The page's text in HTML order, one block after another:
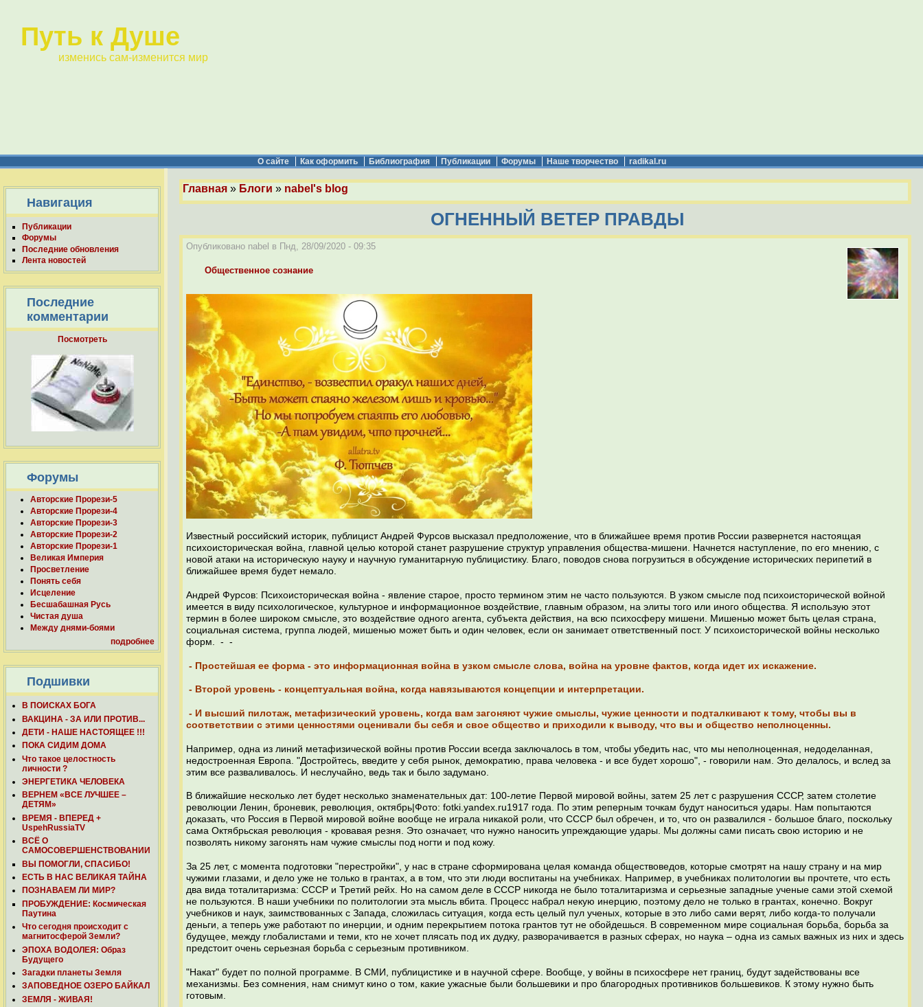
Путь к Душе
изменись сам-изменится мир
О сайте Как оформить Библиография Публикации Форумы Наше творчество radikal.ru
Навигация
Публикации
Форумы
Последние обновления
Лента новостей
Последние
комментарии
Посмотреть
Форумы
Авторские Прорези-5
Авторские Прорези-4
Авторские Прорези-3
Авторские Прорези-2
Авторские Прорези-1
Великая Империя
Просветление
Понять себя
Исцеление
Бесшабашная Русь
Чистая душа
Между днями-боями
подробнее
Подшивки
В ПОИСКАХ БОГА
ВАКЦИНА - ЗА ИЛИ ПРОТИВ...
ДЕТИ - НАШЕ НАСТОЯЩЕЕ !!!
ПОКА СИДИМ ДОМА
Что такое целостность
личности ?
ЭНЕРГЕТИКА ЧЕЛОВЕКА
ВЕРНЕМ «ВСЕ ЛУЧШЕЕ –
ДЕТЯМ»
ВРЕМЯ - ВПЕРЕД +
UspehRussiaTV
ВСЁ О
САМОСОВЕРШЕНСТВОВАНИИ
ВЫ ПОМОГЛИ, СПАСИБО!
ЕСТЬ В НАС ВЕЛИКАЯ ТАЙНА
ПОЗНАВАЕМ ЛИ МИР?
ПРОБУЖДЕНИЕ: Космическая
Паутина
Что сегодня происходит с
магнитосферой Земли?
ЭПОХА ВОДОЛЕЯ: Образ
Будущего
Загадки планеты Земля
ЗАПОВЕДНОЕ ОЗЕРО БАЙКАЛ
ЗЕМЛЯ - ЖИВАЯ!
Главная » Блоги » nabel's blog
ОГНЕННЫЙ ВЕТЕР ПРАВДЫ
Опубликовано nabel в Пнд, 28/09/2020 - 09:35
Общественное сознание
Известный российский историк, публицист Андрей Фурсов высказал предположение, что в ближайшее время против России развернется настоящая
психоисторическая война, главной целью которой станет разрушение структур управления общества-мишени. Начнется наступление, по его мнению, с
новой атаки на историческую науку и научную гуманитарную публицистику. Благо, поводов снова погрузиться в обсуждение исторических перипетий в
ближайшее время будет немало.
Андрей Фурсов: Психоисторическая война - явление старое, просто термином этим не часто пользуются. В узком смысле под психоисторической войной
имеется в виду психологическое, культурное и информационное воздействие, главным образом, на элиты того или иного общества. Я использую этот
термин в более широком смысле, это воздействие одного агента, субъекта действия, на всю психосферу мишени. Мишенью может быть целая страна,
социальная система, группа людей, мишенью может быть и один человек, если он занимает ответственный пост. У психоисторической войны несколько
форм. - -
- Простейшая ее форма - это информационная война в узком смысле слова, война на уровне фактов, когда идет их искажение.
- Второй уровень - концептуальная война, когда навязываются концепции и интерпретации.
- И высший пилотаж, метафизический уровень, когда вам загоняют чужие смыслы, чужие ценности и подталкивают к тому, чтобы вы в
соответствии с этими ценностями оценивали бы себя и свое общество и приходили к выводу, что вы и общество неполноценны.
Например, одна из линий метафизической войны против России всегда заключалось в том, чтобы убедить нас, что мы неполноценная, недоделанная,
недостроенная Европа. "Достройтесь, введите у себя рынок, демократию, права человека - и все будет хорошо", - говорили нам. Это делалось, и вслед за
этим все разваливалось. И неслучайно, ведь так и было задумано.
В ближайшие несколько лет будет несколько знаменательных дат: 100-летие Первой мировой войны, затем 25 лет с разрушения СССР, затем столетие
революции Ленин, броневик, революция, октябрь|Фото: fotki.yandex.ru1917 года. По этим реперным точкам будут наноситься удары. Нам попытаются
доказать, что Россия в Первой мировой войне вообще не играла никакой роли, что СССР был обречен, и то, что он развалился - большое благо, поскольку
сама Октябрьская революция - кровавая резня. Это означает, что нужно наносить упреждающие удары. Мы должны сами писать свою историю и не
позволять никому загонять нам чужие смыслы под ногти и под кожу.
За 25 лет, с момента подготовки "перестройки", у нас в стране сформирована целая команда обществоведов, которые смотрят на нашу страну и на мир
чужими глазами, и дело уже не только в грантах, а в том, что эти люди воспитаны на учебниках. Например, в учебниках политологии вы прочтете, что есть
два вида тоталитаризма: СССР и Третий рейх. Но на самом деле в СССР никогда не было тоталитаризма и серьезные западные ученые сами этой схемой
не пользуются. В наши учебники по политологии эта мысль вбита. Процесс набрал некую инерцию, поэтому дело не только в грантах, конечно. Вокруг
учебников и наук, заимствованных с Запада, сложилась ситуация, когда есть целый пул ученых, которые в это либо сами верят, либо когда-то получали
деньги, а теперь уже работают по инерции, и одним перекрытием потока грантов тут не обойдешься. В современном мире социальная борьба, борьба за
будущее, между глобалистами и теми, кто не хочет плясать под их дудку, разворачивается в разных сферах, но наука – одна из самых важных из них и здесь
предстоит очень серьезная борьба с серьезным противником.
"Накат" будет по полной программе. В СМИ, публицистике и в научной сфере. Вообще, у войны в психосфере нет границ, будут задействованы все
механизмы. Без сомнения, нам снимут кино о том, какие ужасные были большевики и про благородных противников большевиков. К этому нужно быть
готовым.